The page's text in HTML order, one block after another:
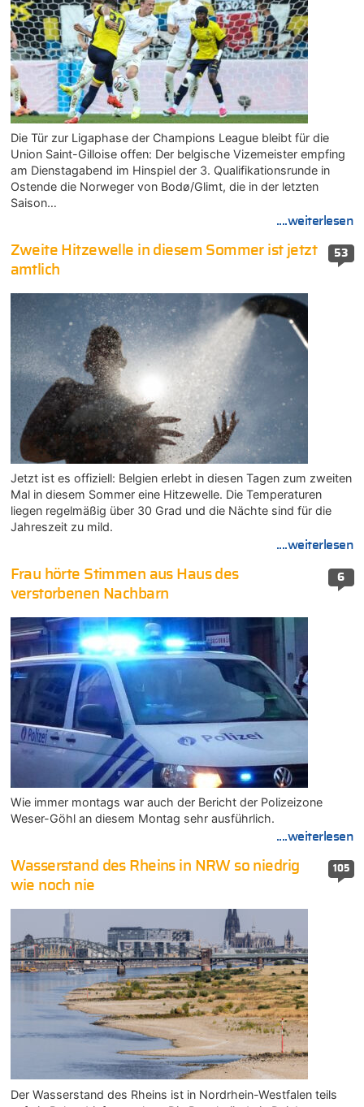
Die Tür zur Ligaphase der Champions League bleibt für die
Union Saint-Gilloise offen: Der belgische Vizemeister empfing
am Dienstagabend im Hinspiel der 3. Qualifikationsrunde in
Ostende die Norweger von Bodø/Glimt, die in der letzten
Saison…
....weiterlesen
53
Zweite Hitzewelle in diesem Sommer ist jetzt
amtlich
Jetzt ist es offiziell: Belgien erlebt in diesen Tagen zum zweiten
Mal in diesem Sommer eine Hitzewelle. Die Temperaturen
liegen regelmäßig über 30 Grad und die Nächte sind für die
Jahreszeit zu mild.
....weiterlesen
6
Frau hörte Stimmen aus Haus des
verstorbenen Nachbarn
Wie immer montags war auch der Bericht der Polizeizone
Weser-Göhl an diesem Montag sehr ausführlich.
....weiterlesen
105
Wasserstand des Rheins in NRW so niedrig
wie noch nie
Der Wasserstand des Rheins ist in Nordrhein-Westfalen teils